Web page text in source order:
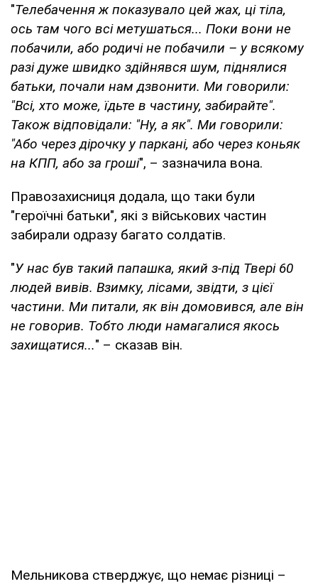
"Телебачення ж показувало цей жах, ці тіла,
ось там чого всі метушаться... Поки вони не
побачили, або родичі не побачили – у всякому
разі дуже швидко здійнявся шум, піднялися
батьки, почали нам дзвонити. Ми говорили:
"Всі, хто може, їдьте в частину, забирайте".
Також відповідали: "Ну, а як". Ми говорили:
"Або через дірочку у паркані, або через коньяк
на КПП, або за гроші", – зазначила вона.
Правозахисниця додала, що таки були
"героїчні батьки", які з військових частин
забирали одразу багато солдатів.
"У нас був такий папашка, який з-під Твері 60
людей вивів. Взимку, лісами, звідти, з цієї
частини. Ми питали, як він домовився, але він
не говорив. Тобто люди намагалися якось
захищатися..." – сказав він.
Мельникова стверджує, що немає різниці –